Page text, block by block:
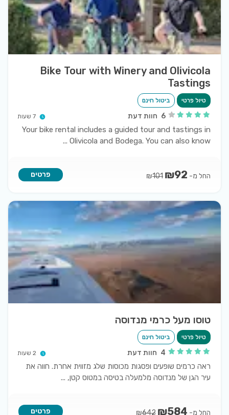
Bike Tour with Winery and Olivicola
Tastings
טיול פרטי ביטול חינם
6 חוות דעת 7 שעות
Your bike rental includes a guided tour and tastings in
Olivicola and Bodega. You can also know
...
החל מ- ₪92
101 פרטים
טוסו מעל כרמי מנדוסה
טיול פרטי ביטול חינם
4 חוות דעת 2 שעות
ראה כרמים שופעים ופסגות מכוסות שלג מזווית אחרת. חווה את
עיר הגן של מנדוסה מלמעלה בטיסה במטוס קטן, ...
החל מ- ₪584
642 פרטים